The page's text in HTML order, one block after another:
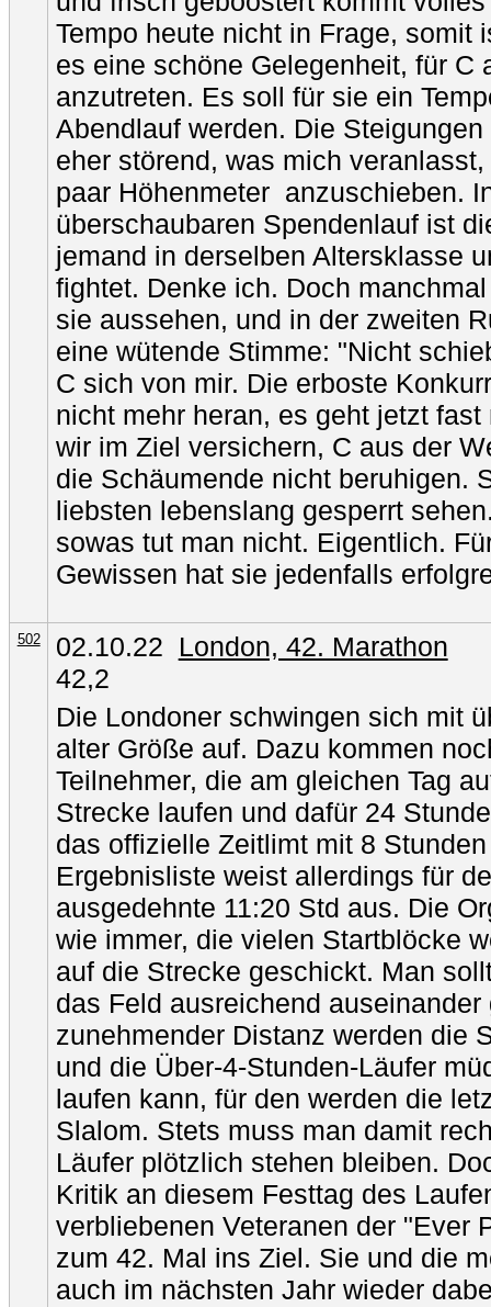
Tempo heute nicht in Frage, somit
es eine schöne Gelegenheit, für C
anzutreten. Es soll für sie ein
Abendlauf werden. Die
eher störend, was mich
paar Höhenmeter anzuschieben.
überschaubaren Spendenlauf ist
jemand in derselben Altersklasse
fightet. Denke ich. Doch
sie aussehen, und in der zweiten
eine wütende Stimme: "Nicht
C sich von mir. Die erboste
nicht mehr heran, es geht jetzt
wir im Ziel versichern, C aus der
die Schäumende nicht beruhigen.
liebsten lebenslang gesperrt
sowas tut man nicht. Eigentlich.
Gewissen hat sie jedenfalls
502 02.10.22 London, 42. Marathon
42,2
Die Londoner schwingen sich mit
alter Größe auf. Dazu kommen
Teilnehmer, die am gleichen Tag
Strecke laufen und dafür 24
das offizielle Zeitlimt mit 8
Ergebnisliste weist allerdings für
ausgedehnte 11:20 Std aus. Die
wie immer, die vielen Startblöcke
auf die Strecke geschickt. Man
das Feld ausreichend
zunehmender Distanz werden die
und die Über-4-Stunden-Läufer
laufen kann, für den werden die
Slalom. Stets muss man damit
Läufer plötzlich stehen bleiben.
Kritik an diesem Festtag des
verbliebenen Veteranen der "Ever
zum 42. Mal ins Ziel. Sie und die
auch im nächsten Jahr wieder